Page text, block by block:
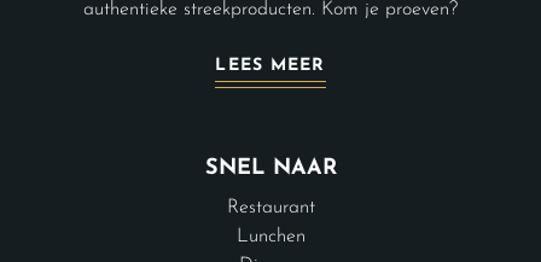
authentieke streekproducten. Kom je proeven?
LEES MEER
SNEL NAAR
Restaurant
Lunchen